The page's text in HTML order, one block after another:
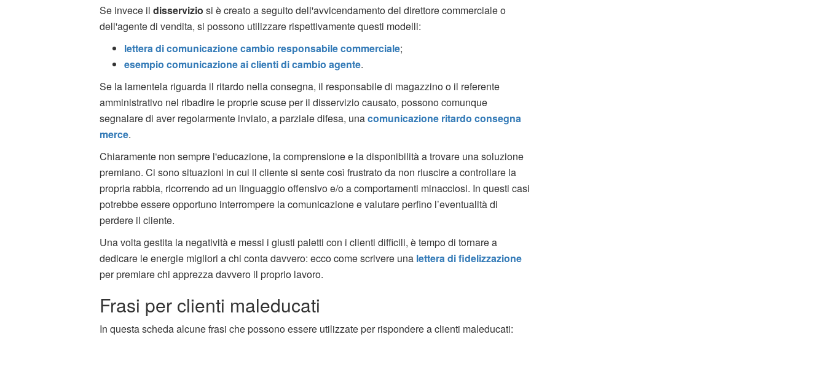
Se invece il disservizio si è creato a seguito dell'avvicendamento del direttore commerciale o
dell'agente di vendita, si possono utilizzare rispettivamente questi modelli:
lettera di comunicazione cambio responsabile commerciale;
esempio comunicazione ai clienti di cambio agente.
Se la lamentela riguarda il ritardo nella consegna, il responsabile di magazzino o il referente
amministrativo nel ribadire le proprie scuse per il disservizio causato, possono comunque
segnalare di aver regolarmente inviato, a parziale difesa, unacomunicazione ritardo consegna
merce.
Chiaramente non sempre l'educazione, la comprensione e la disponibilità a trovare una soluzione
premiano. Ci sono situazioni in cui il cliente si sente così frustrato da non riuscire a controllare la
propria rabbia, ricorrendo ad un linguaggio offensivo e/o a comportamenti minacciosi. In questi casi
potrebbe essere opportuno interrompere la comunicazione e valutare perfino l’eventualità di
perdere il cliente.
Una volta gestita la negatività e messi i giusti paletti con i clienti difficili, è tempo di tornare a
dedicare le energie migliori a chi conta davvero: ecco come scrivere una lettera di fidelizzazione
per premiare chi apprezza davvero il proprio lavoro.
Frasi per clienti maleducati
In questa scheda alcune frasi che possono essere utilizzate per rispondere a clienti maleducati: